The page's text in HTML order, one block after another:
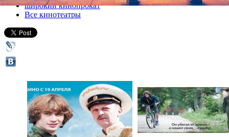
широкий кинопрокат
Все кинотеатры